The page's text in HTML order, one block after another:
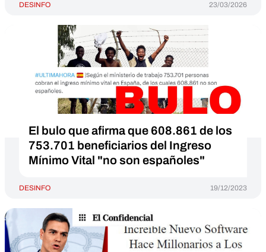
DESINFO 23/03/2026
El bulo que afirma que 608.861 de los
753.701 beneficiarios del Ingreso
Mínimo Vital "no son españoles"
DESINFO 19/12/2023